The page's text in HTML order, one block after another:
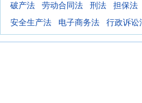
破产法 劳动合同法 刑法 担保法
安全生产法
电子商务法 行政诉讼